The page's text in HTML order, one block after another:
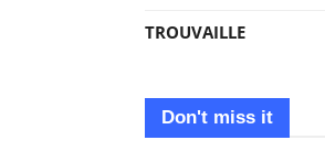
TROUVAILLE
Don't miss it